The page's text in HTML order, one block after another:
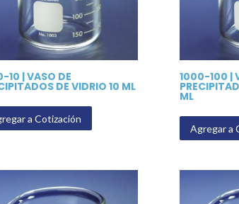
10 | VASO DE
DE VIDRIO 10 ML
a Cotización
1000-100 |
ML
Agregar a